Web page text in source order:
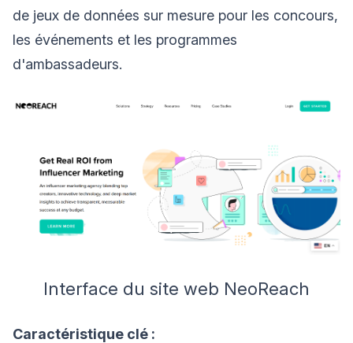
de jeux de données sur mesure pour les concours,
les événements et les programmes
d'ambassadeurs.
Interface du site web NeoReach
Caractéristique clé :